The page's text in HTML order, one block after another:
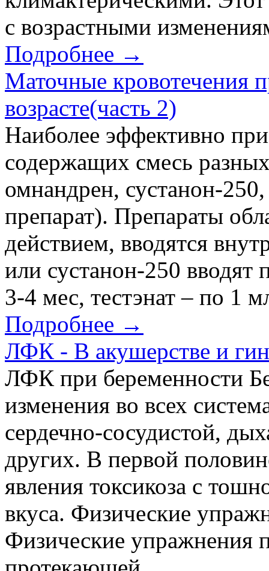
с возрастными
Подробнее →
Маточные кровотечения
возрасте(часть 2)
Наиболее эффективно
содержащих смесь
омнандрен, сустанон-
препарат). Препараты
действием, вводятся
или сустанон-250 вводят
3-4 мес, тестэнат – по 1
Подробнее →
ЛФК - В акушерстве и
ЛФК при беременности
изменения во всех
сердечно-сосудистой,
других. В первой
явления токсикоза с
вкуса. Физические
Физические упражнения